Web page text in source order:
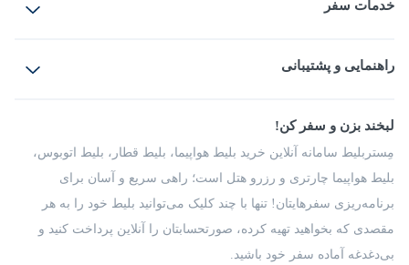
خدمات سفر
بلیط قطار
راهنمایی و پشتیبانی
شرایط و مقررات
راهکار سازمانی
فرصت‌های شغلی
درباره ما
لبخند بزن و سفر کن!
مِستربلیط سامانه آنلاین خرید بلیط هواپیما، بلیط قطار، بلیط اتوبوس،
بلیط هواپیما چارتری و رزرو هتل است؛ راهی سریع و آسان برای
برنامه‌ریزی سفرهایتان! تنها با چند کلیک می‌توانید بلیط خود را به هر
مقصدی که بخواهید تهیه کرده، صورتحسابتان را آنلاین پرداخت کنید و
بی‌دغدغه آماده سفر خود باشید.